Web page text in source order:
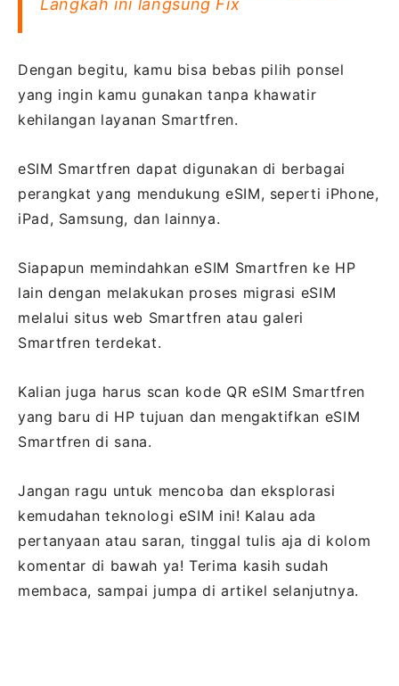
Dengan begitu, kamu bisa bebas pilih ponsel
yang ingin kamu gunakan tanpa khawatir
kehilangan layanan Smartfren.
eSIM Smartfren dapat digunakan di berbagai
perangkat yang mendukung eSIM, seperti iPhone,
iPad, Samsung, dan lainnya.
Siapapun memindahkan eSIM Smartfren ke HP
lain dengan melakukan proses migrasi eSIM
melalui situs web Smartfren atau galeri
Smartfren terdekat.
Kalian juga harus scan kode QR eSIM Smartfren
yang baru di HP tujuan dan mengaktifkan eSIM
Smartfren di sana.
Jangan ragu untuk mencoba dan eksplorasi
kemudahan teknologi eSIM ini! Kalau ada
pertanyaan atau saran, tinggal tulis aja di kolom
komentar di bawah ya! Terima kasih sudah
membaca, sampai jumpa di artikel selanjutnya.